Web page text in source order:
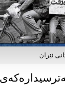
ئێران